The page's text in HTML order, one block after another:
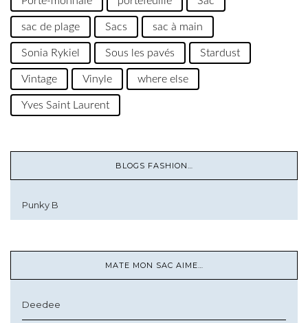
sac de plage Sacs sac à main
Sonia Rykiel Sous les pavés Stardust
Vintage Vinyle where else
Yves Saint Laurent
BLOGS FASHION…
Punky B
MATE MON SAC AIME…
Deedee